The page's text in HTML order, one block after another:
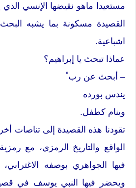
مستعيدا ماهو نقيضها الإنسي
القصيدة مسكونة بما يشبه
اشباعية.
عماذا تبحث يا إبراهيم؟
– أبحث عن رب ْ
يندس بورده
وينام كطفل.
تقودنا هذه القصيدة إلى تناصات
الواقع والتاريخ الرمزي، مع
فيها الجواهري بوصفه الاغترابي،
ويحضر فيها النبي يوسف في